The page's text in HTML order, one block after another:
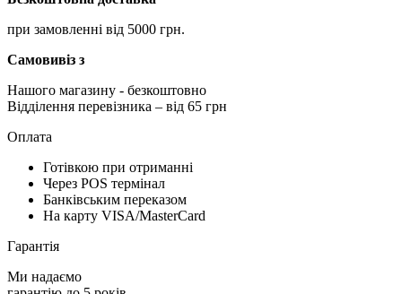
при замовленні від 5000 грн.
Самовивіз з
Нашого магазину - безкоштовно
Відділення перевізника – від 65 грн
Оплата
Готівкою при отриманні
Через POS термінал
Банківським переказом
На карту VISA/MasterCard
Гарантія
Ми надаємо